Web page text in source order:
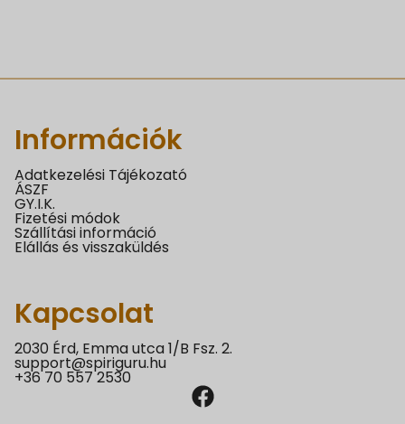
Információk
Adatkezelési Tájékozató
ÁSZF
GY.I.K.
Fizetési módok
Szállítási információ
Elállás és visszaküldés
Kapcsolat
2030 Érd, Emma utca 1/B Fsz. 2.
support@spiriguru.hu
+36 70 557 2530